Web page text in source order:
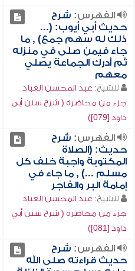
الفهرس: شرح
حديث أبي أيوب: (...
ذلك له سهم جمع) , ما
جاء فيمن صلى في منزله
ثم أدرك الجماعة يصلي
معهم
للشيخ: عبد المحسن العباد
جزء من محاضرة ( شرح سنن أبي
داود [079])
الفهرس: شرح
حديث: (الصلاة
المكتوبة واجبة خلف كل
مسلم ...) , ما جاء في
إمامة البر والفاجر
للشيخ: عبد المحسن العباد
جزء من محاضرة ( شرح سنن أبي
داود [081])
الفهرس: شرح
حديث قراءته صلى الله